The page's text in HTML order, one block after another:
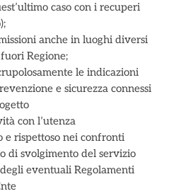
caso con i recuperi
anche in luoghi diversi
Regione;
le indicazioni
e sicurezza connessi
con l’utenza
e rispettoso nei confronti
di svolgimento del servizio
eventuali Regolamenti